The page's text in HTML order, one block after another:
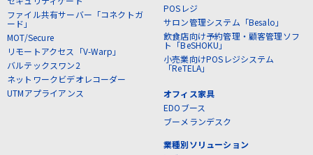
ファイル共有サーバー「コネクトガ
ード」
MOT/Secure
リモートアクセス「V-Warp」
バルテックスワン2
ネットワークビデオレコーダー
UTMアプライアンス
POSレジ
サロン管理システム「Besalo」
飲食店向け予約管理・顧客管理ソフ
ト「BeSHOKU」
小売業向けPOSレジシステム
「ReTELA」
オフィス家具
EDOブース
ブーメランデスク
業種別ソリューション